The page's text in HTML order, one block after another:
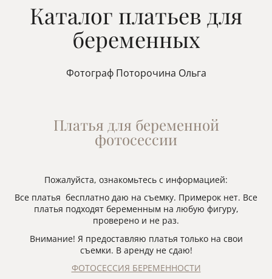
Каталог платьев для
беременных
Фотограф Поторочина Ольга
Платья для беременной
фотосессии
Пожалуйста, ознакомьтесь с информацией:
Все платья бесплатно даю на съемку. Примерок нет. Все
платья подходят беременным на любую фигуру,
проверено и не раз.
Внимание! Я предоставляю платья только на свои
съемки. В аренду не сдаю!
ФОТОСЕССИЯ БЕРЕМЕННОСТИ